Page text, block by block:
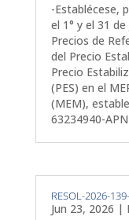
-Establécese,
el 1° y el 31
Precios de
del Precio
Precio
(PES) en el
(MEM),
63234940-
RESOL-2026-
Jun 23, 2026 |